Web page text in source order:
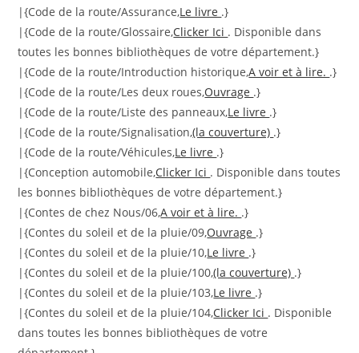
|{Code de la route/Assurance,Le livre .}
|{Code de la route/Glossaire,Clicker Ici . Disponible dans
toutes les bonnes bibliothèques de votre département.}
|{Code de la route/Introduction historique,A voir et à lire. .}
|{Code de la route/Les deux roues,Ouvrage .}
|{Code de la route/Liste des panneaux,Le livre .}
|{Code de la route/Signalisation,(la couverture) .}
|{Code de la route/Véhicules,Le livre .}
|{Conception automobile,Clicker Ici . Disponible dans toutes
les bonnes bibliothèques de votre département.}
|{Contes de chez Nous/06,A voir et à lire. .}
|{Contes du soleil et de la pluie/09,Ouvrage .}
|{Contes du soleil et de la pluie/10,Le livre .}
|{Contes du soleil et de la pluie/100,(la couverture) .}
|{Contes du soleil et de la pluie/103,Le livre .}
|{Contes du soleil et de la pluie/104,Clicker Ici . Disponible
dans toutes les bonnes bibliothèques de votre